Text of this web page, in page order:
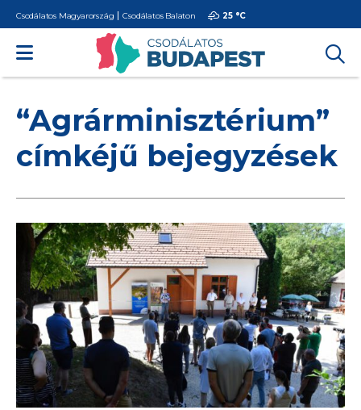
Csodálatos Magyarország Csodálatos Balaton 25 °C
“Agrárminisztérium”
címkéjű bejegyzések